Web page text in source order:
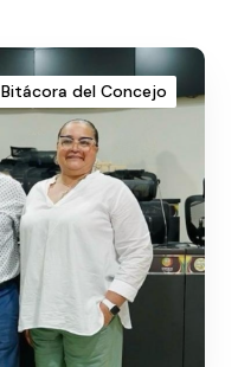
Bitácora del Concejo